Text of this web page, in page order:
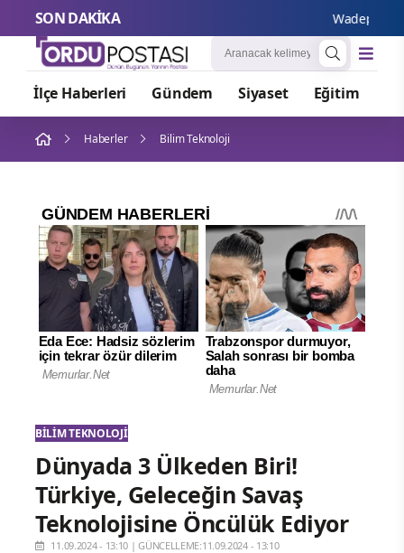
SON DAKİKA
İlçe Haberleri Gündem Siyaset Eğitim
Haberler Bilim Teknoloji
BILIM TEKNOLOJI
Dünyada 3 Ülkeden Biri!
Türkiye, Geleceğin Savaş
Teknolojisine Öncülük Ediyor
11.09.2024 - 13:10 |GÜNCELLEME:11.09.2024 - 13:10